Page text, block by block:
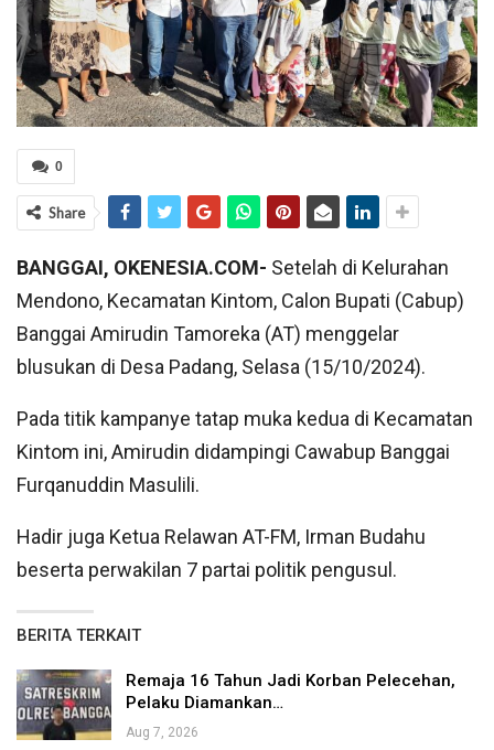
0
Share
BANGGAI, OKENESIA.COM- Setelah di Kelurahan
Mendono, Kecamatan Kintom, Calon Bupati (Cabup)
Banggai Amirudin Tamoreka (AT) menggelar
blusukan di Desa Padang, Selasa (15/10/2024).
Pada titik kampanye tatap muka kedua di Kecamatan
Kintom ini, Amirudin didampingi Cawabup Banggai
Furqanuddin Masulili.
Hadir juga Ketua Relawan AT-FM, Irman Budahu
beserta perwakilan 7 partai politik pengusul.
BERITA TERKAIT
Remaja 16 Tahun Jadi Korban Pelecehan,
Pelaku Diamankan…
Aug 7, 2026